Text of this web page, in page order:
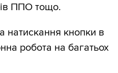
ППО тощо.
натискання кнопки в
робота на багатьох